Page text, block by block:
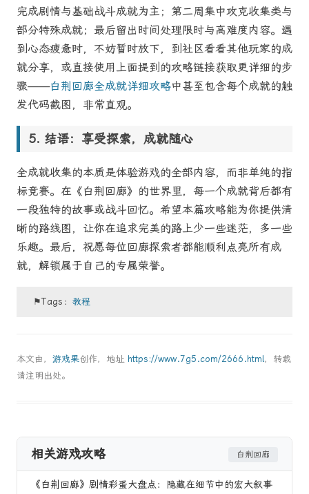
完成剧情与基础战斗成就为主；第二周集中攻克收集类与
部分特殊成就；最后留出时间处理限时与高难度内容。遇
到心态疲惫时，不妨暂时放下，到社区看看其他玩家的成
就分享，或直接使用上面提到的攻略链接获取更详细的步
骤——白荆回廊全成就详细攻略中甚至包含每个成就的触
发代码截图，非常直观。
结语：享受探索，成就随心
全成就收集的本质是体验游戏的全部内容，而非单纯的指
标竞赛。在《白荆回廊》的世界里，每一个成就背后都有
一段独特的故事或战斗回忆。希望本篇攻略能为你提供清
晰的路线图，让你在追求完美的路上少一些迷茫，多一些
乐趣。最后，祝愿每位回廊探索者都能顺利点亮所有成
就，解锁属于自己的专属荣誉。
⚑Tags：教程
本文由， 游戏果创作，地址 https://www.7g5.com/2666.html，转载
请注明出处。
相关游戏攻略 白荆回廊
《白荆回廊》剧情彩蛋大盘点：隐藏在细节中的宏大叙事